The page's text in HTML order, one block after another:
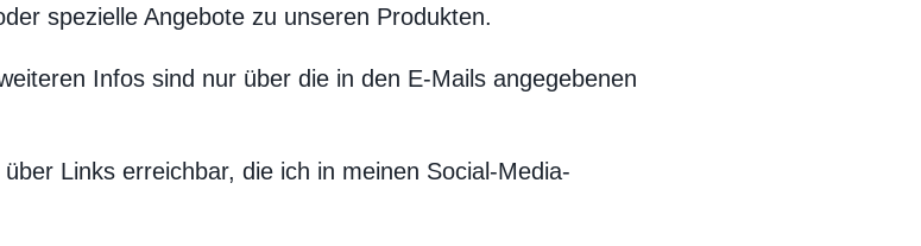
spezielle Angebote zu unseren Produkten.
Infos sind nur über die in den E-Mails angegebenen
Links erreichbar, die ich in meinen Social-Media-